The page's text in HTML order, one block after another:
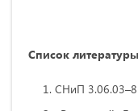
Список
СНиП